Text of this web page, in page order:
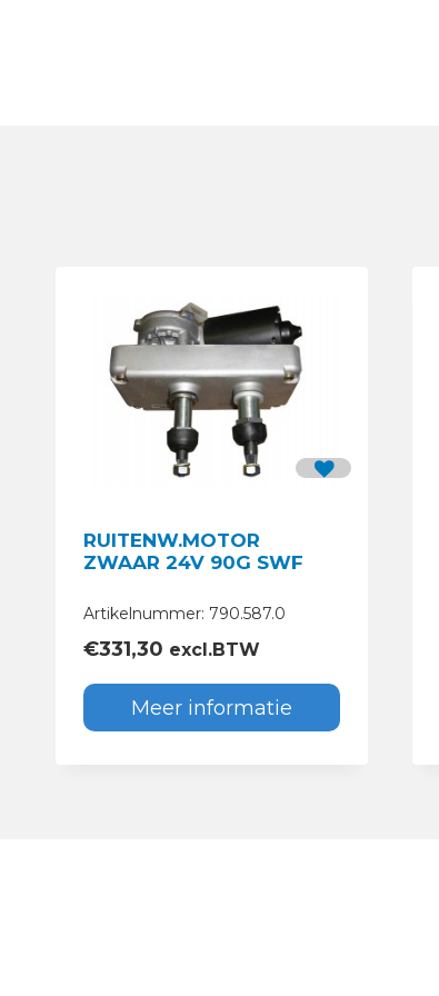
RUITENW.MOTOR
ZWAAR 24V 90G SWF
Artikelnummer: 790.587.0
€331,30 excl.BTW
Meer informatie